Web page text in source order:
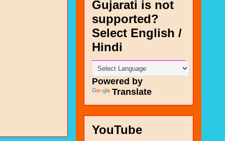
Gujarati is not
supported?
Select English /
Hindi
Powered by
Translate
YouTube